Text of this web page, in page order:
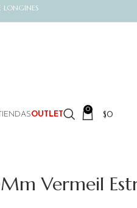
LONGINES
OUTLET
0 $0
Vermeil